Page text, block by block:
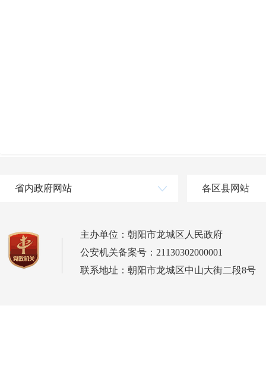
省内政府网站 各区县网站
主办单位：朝阳市龙城区人民政府
公安机关备案号：21130302000001
联系地址：朝阳市龙城区中山大街二段8号